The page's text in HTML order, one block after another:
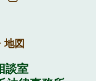
地図
談室